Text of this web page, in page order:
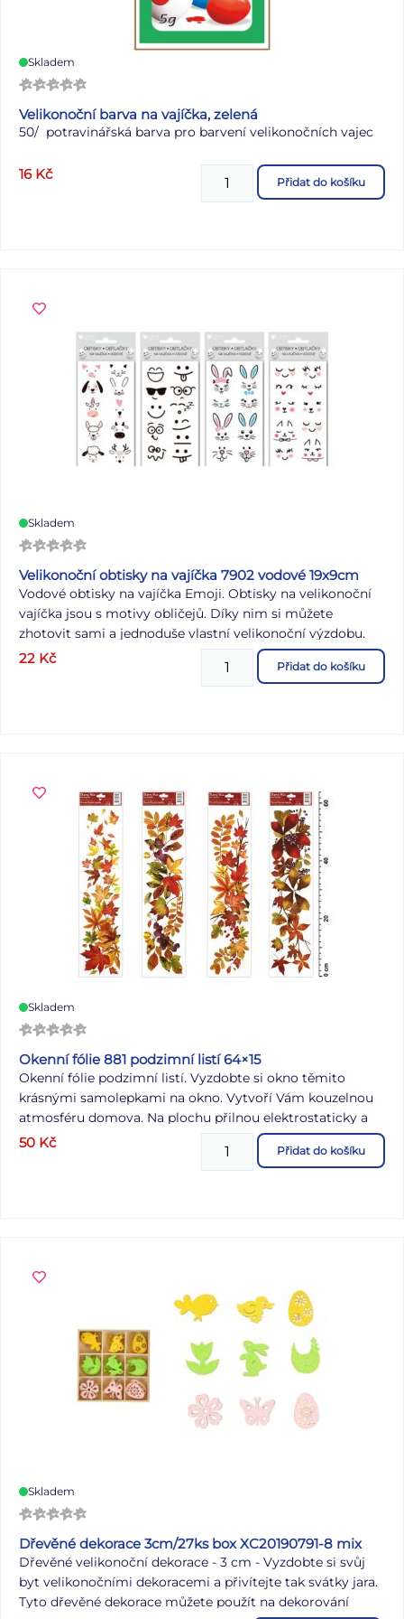
Skladem
Velikonoční barva na vajíčka, zelená
50/ potravinářská barva pro barvení velikonočních vajec
16 Kč Přidat do košíku
Skladem
Velikonoční obtisky na vajíčka 7902 vodové 19x9cm
Vodové obtisky na vajíčka Emoji. Obtisky na velikonoční
vajíčka jsou s motivy obličejů. Díky nim si můžete
zhotovit sami a jednoduše vlastní velikonoční výzdobu.
NÁVOD: 1. Vystřihněte zvolený motiv a odstraňte krycí
fólii. 2. Celý obrázek ponořte do misky s vodou, pak ho
22 Kč Přidat do košíku
Skladem
Okenní fólie 881 podzimní listí 64×15
Okenní fólie podzimní listí. Vyzdobte si okno těmito
krásnými samolepkami na okno. Vytvoří Vám kouzelnou
atmosféru domova. Na plochu přilnou elektrostaticky a
nezanechávají tedy po sobě žádnou stopu. NÁVOD: 1.
Sloupněte z podložky obrázek a umístěte na čisté,
50 Kč Přidat do košíku
Skladem
Dřevěné dekorace 3cm/27ks box XC20190791-8 mix
Dřevěné velikonoční dekorace - 3 cm - Vyzdobte si svůj
byt velikonočními dekoracemi a přivítejte tak svátky jara.
Tyto dřevěné dekorace můžete použít na dekorování